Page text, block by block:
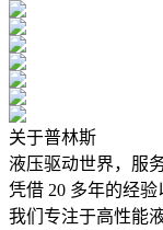
关于普林斯
液压驱动世界，服
凭借 20 多年的经验
我们专注于高性能